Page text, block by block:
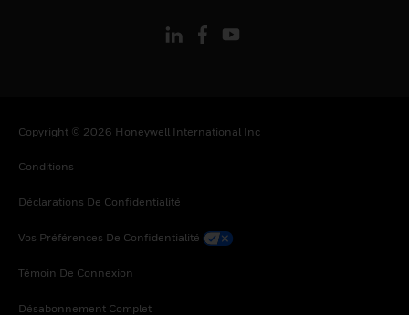
Copyright © 2026 Honeywell International Inc
Conditions
Déclarations De Confidentialité
Vos Préférences De Confidentialité
Témoin De Connexion
Désabonnement Complet